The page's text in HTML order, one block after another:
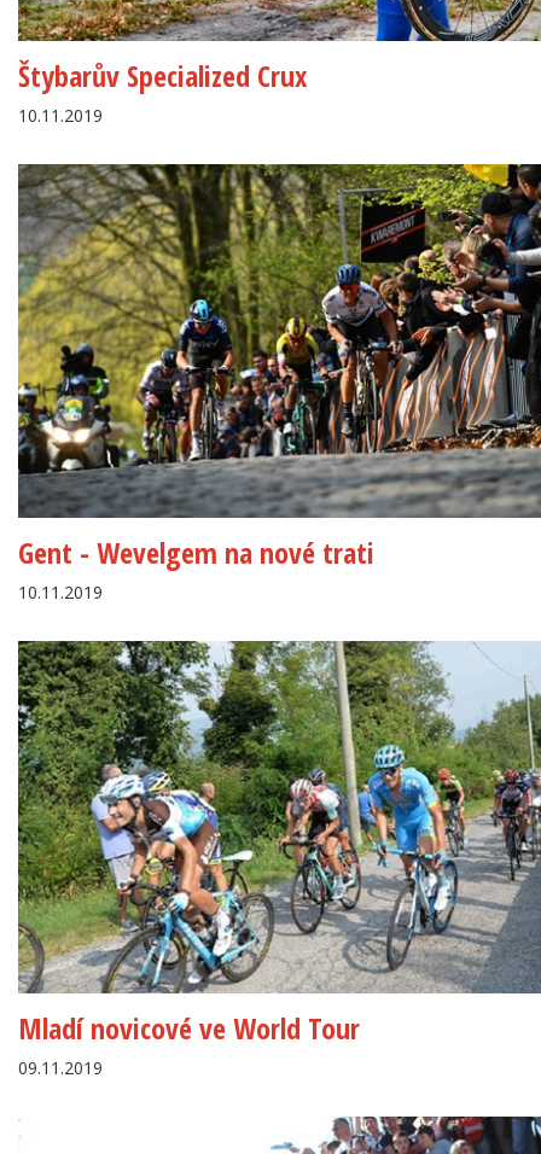
Štybarův Specialized Crux
10.11.2019
Gent - Wevelgem na nové trati
10.11.2019
Mladí novicové ve World Tour
09.11.2019